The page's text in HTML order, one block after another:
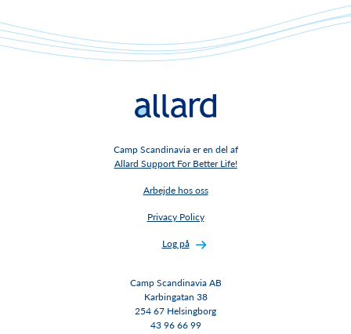
Camp Scandinavia er en del af
Allard Support For Better Life!
Arbejde hos oss
Privacy Policy
Log på
Camp Scandinavia AB
Karbingatan 38
254 67 Helsingborg
43 96 66 99